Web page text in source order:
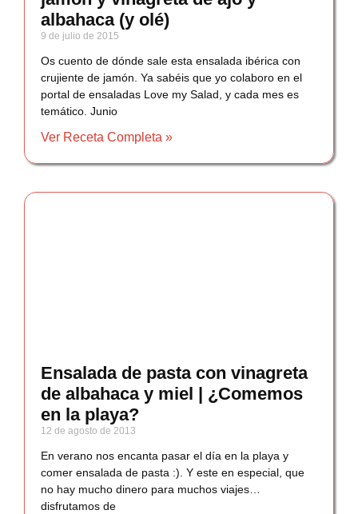
albahaca (y olé)
9 de julio de 2015
Os cuento de dónde sale esta ensalada ibérica con
crujiente de jamón. Ya sabéis que yo colaboro en el
portal de ensaladas Love my Salad, y cada mes es
temático. Junio
Ver Receta Completa »
Ensalada de pasta con vinagreta
de albahaca y miel | ¿Comemos
en la playa?
12 de agosto de 2013
En verano nos encanta pasar el día en la playa y
comer ensalada de pasta :). Y este en especial, que
no hay mucho dinero para muchos viajes…
disfrutamos de